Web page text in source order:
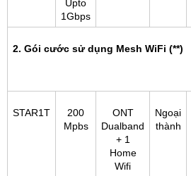
Upto
1Gbps
2. Gói cước sử dụng Mesh WiFi (**)
STAR1T
200
Mpbs
ONT
Dualband
+ 1
Home
Wifi
Ngoại
thành